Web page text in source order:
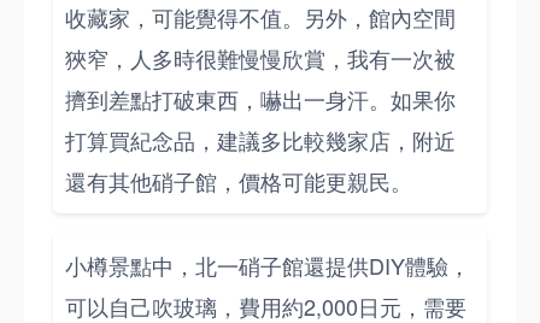
收藏家，可能覺得不值。另外，館內空間
狹窄，人多時很難慢慢欣賞，我有一次被
擠到差點打破東西，嚇出一身汗。如果你
打算買紀念品，建議多比較幾家店，附近
還有其他硝子館，價格可能更親民。
小樽景點中，北一硝子館還提供DIY體驗，
可以自己吹玻璃，費用約2,000日元，需要